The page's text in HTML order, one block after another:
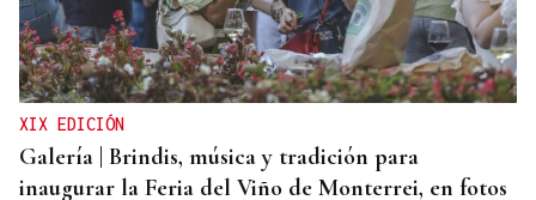
XIX EDICIÓN
Galería | Brindis, música y tradición para
inaugurar la Feria del Viño de Monterrei, en fotos